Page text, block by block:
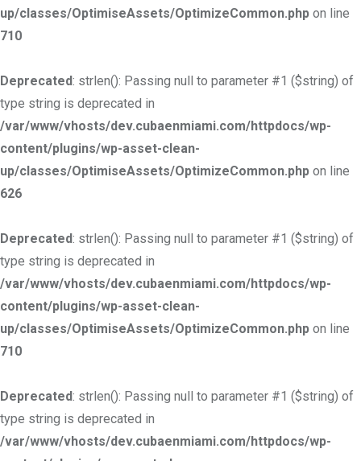
up/classes/OptimiseAssets/OptimizeCommon.php on line
710
Deprecated: strlen(): Passing null to parameter #1 ($string) of
type string is deprecated in
/var/www/vhosts/dev.cubaenmiami.com/httpdocs/wp-
content/plugins/wp-asset-clean-
up/classes/OptimiseAssets/OptimizeCommon.php on line
626
Deprecated: strlen(): Passing null to parameter #1 ($string) of
type string is deprecated in
/var/www/vhosts/dev.cubaenmiami.com/httpdocs/wp-
content/plugins/wp-asset-clean-
up/classes/OptimiseAssets/OptimizeCommon.php on line
710
Deprecated: strlen(): Passing null to parameter #1 ($string) of
type string is deprecated in
/var/www/vhosts/dev.cubaenmiami.com/httpdocs/wp-